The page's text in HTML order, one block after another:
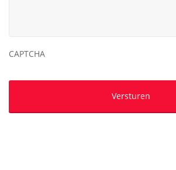
CAPTCHA